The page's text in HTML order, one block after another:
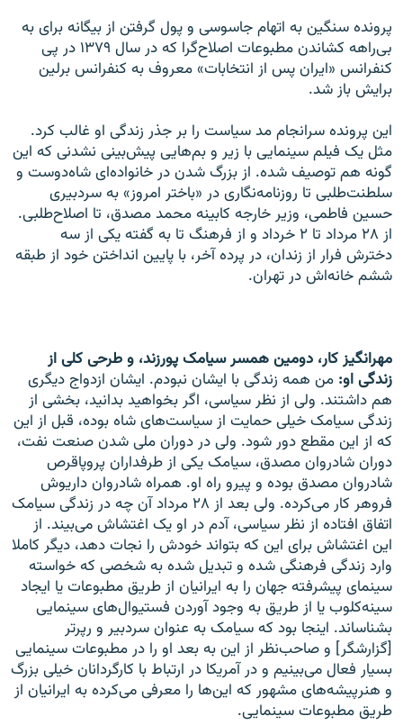
پرونده سنگین به اتهام جاسوسی و پول گرفتن از بیگانه برای به
بی‌راهه کشاندن مطبوعات اصلاح‌گرا که در سال ۱۳۷۹ در پی
کنفرانس «ایران پس از انتخابات» معروف به کنفرانس برلین
برایش باز شد.
این پرونده سرانجام مد سیاست را بر جذر زندگی او غالب کرد.
مثل یک فیلم سینمایی با زیر و بم‌هایی پیش‌بینی نشدنی که این
گونه هم توصیف شده. از بزرگ شدن در خانواده‌ای شاه‌دوست و
سلطنت‌طلبی تا روزنامه‌نگاری در «باختر امروز» به سردبیری
حسین فاطمی، وزیر خارجه کابینه محمد مصدق، تا اصلاح‌طلبی.
از ۲۸ مرداد تا ۲ خرداد و از فرهنگ تا به گفته یکی از سه
دخترش فرار از زندان، در پرده آخر، با پایین انداختن خود از طبقه
ششم خانه‌اش در تهران.
مهرانگیز کار، دومین همسر سیامک پورزند، و طرحی کلی از
زندگی او: من همه زندگی با ایشان نبودم. ایشان ازدواج دیگری
هم داشتند. ولی از نظر سیاسی، اگر بخواهید بدانید، بخشی از
زندگی سیامک خیلی حمایت از سیاست‌های شاه بوده، قبل از این
که از این مقطع دور شود. ولی در دوران ملی شدن صنعت نفت،
دوران شادروان مصدق، سیامک یکی از طرفداران پروپاقرص
شادروان مصدق بوده و پیرو راه او. همراه شادروان داریوش
فروهر کار می‌کرده. ولی بعد از ۲۸ مرداد آن چه در زندگی سیامک
اتفاق افتاده از نظر سیاسی، آدم در او یک اغتشاش می‌بیند. از
این اغتشاش برای این که بتواند خودش را نجات دهد، دیگر کاملا
وارد زندگی فرهنگی شده و تبدیل شده به شخصی که خواسته
سینمای پیشرفته جهان را به ایرانیان از طریق مطبوعات یا ایجاد
سینه‌کلوب یا از طریق به وجود آوردن فستیوال‌های سینمایی
بشناساند. اینجا بود که سیامک به عنوان سردبیر و رپر‌تر
[گزارشگر] و صاحب‌نظر از این به بعد او را در مطبوعات سینمایی
بسیار فعال می‌بینیم و در آمریکا در ارتباط با کارگردانان خیلی بزرگ
و هنرپیشه‌های مشهور که این‌ها را معرفی می‌کرده به ایرانیان از
طریق مطبوعات سینمایی.